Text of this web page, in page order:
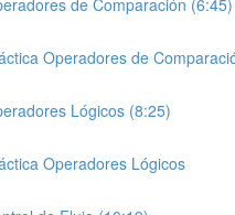
Operadores de
Lógicos (8:25)
Operadores Lógicos